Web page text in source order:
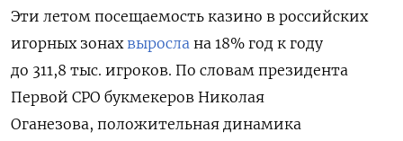
Эти летом посещаемость казино в российских
игорных зонах выросла на 18% год к году
до 311,8 тыс. игроков. По словам президента
Первой СРО букмекеров Николая
Оганезова, положительная динамика